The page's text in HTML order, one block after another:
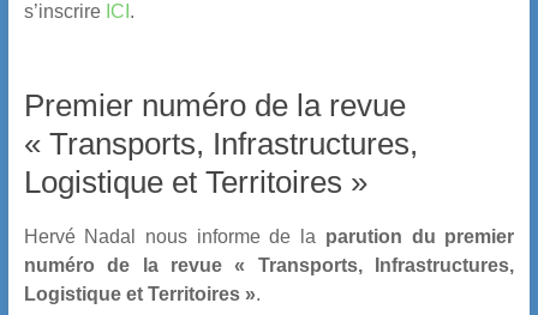
s’inscrire ICI .
Premier numéro de la revue
« Transports, Infrastructures,
Logistique et Territoires »
Hervé Nadal nous informe de la parution du premier
numéro de la revue « Transports, Infrastructures,
Logistique et Territoires ».